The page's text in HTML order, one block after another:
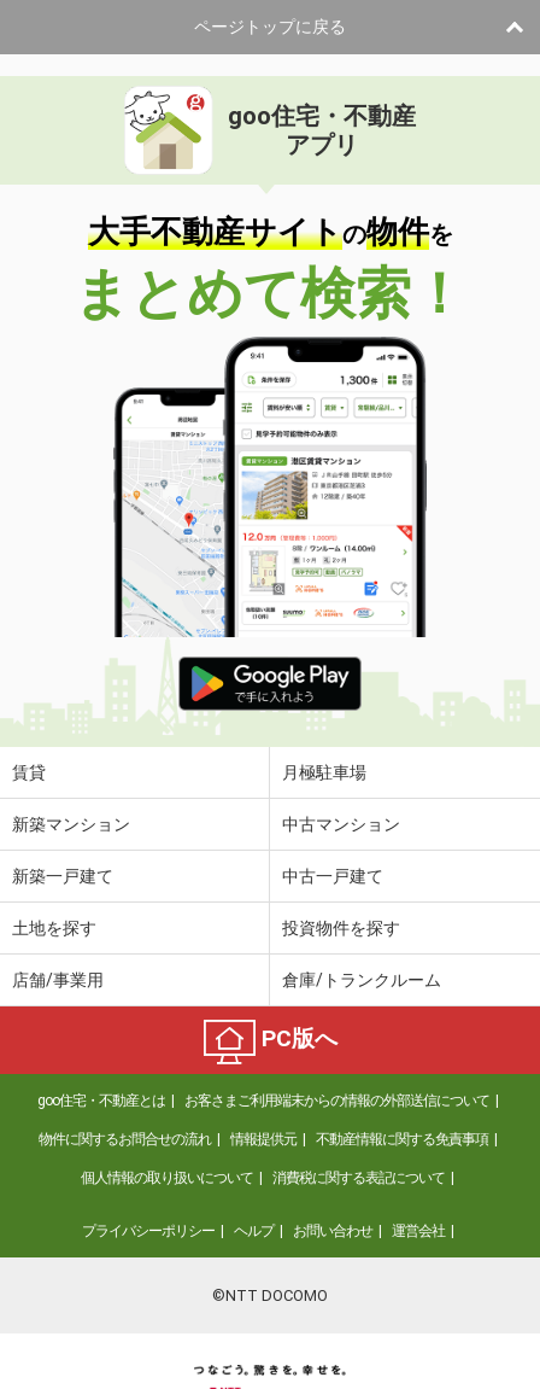
専有面積 64.06m²
間取り
3LDK
宮城県仙台市太白区中田６丁目
価 格
1,790万円
住 所
宮城県仙台市太白区中田６丁目
専有面積 64.96m²
間取り
3LDK
宮城県仙台市太白区向山２丁目
価 格
980万円
宮城県仙台市太白区向山２丁目
56.73m²
間取り
2LDK
宮城県仙台市太白区八木山本町１丁目
価 格
949万円
住 所
宮城県仙台市太白区八木山本町１丁目
専有面積 49.69m²
間取り
2DK
宮城県仙台市太白区長町３丁目
価 格
3,080万円
住 所
宮城県仙台市太白区長町３丁目
専有面積
宮城県仙台市太白区長町３丁目
3,080万円
1,298万円
住 所
宮城県仙台市若林区若林１丁目
専有面積 62.98m²
間取り
2LDK
宮城県仙台市青葉区五橋２丁目
価 格
1,385万円
住 所
宮城県仙台市青葉区五橋２丁目
37.96m²
宮城県仙台市青葉区角五郎２丁目
ページトップに戻る
goo住宅・不動産
アプリ
大手不動産サイトの物件を
まとめて検索！
賃貸 月極駐車場
新築マンション 中古マンション
新築一戸建て 中古一戸建て
土地を探す 投資物件を探す
店舗/事業用 倉庫/トランクルーム
PC版へ
goo住宅・不動産とは お客さまご利用端末からの情報の外部送信について
物件に関するお問合せの流れ 情報提供元 不動産情報に関する免責事項
個人情報の取り扱いについて 消費税に関する表記について
プライバシーポリシー ヘルプ お問い合わせ 運営会社
©NTT DOCOMO